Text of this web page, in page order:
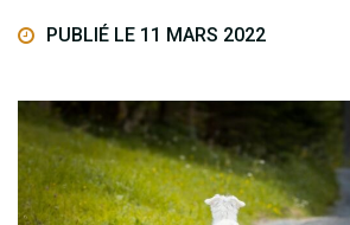
PUBLIÉ LE 11 MARS 2022